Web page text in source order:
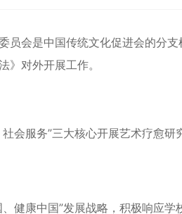
会是中国传统文化促进会的分支
》对外开展工作。
服务”三大核心开展艺术疗愈研
康中国”发展战略，积极响应学